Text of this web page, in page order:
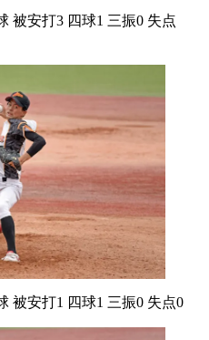
被安打3 四球1 三振0 失点
被安打1 四球1 三振0 失点0